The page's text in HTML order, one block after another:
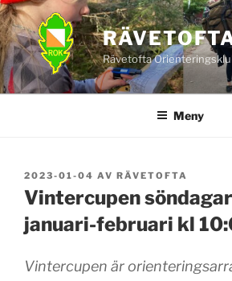
Hoppa
till
innehåll
Rävetofta
Meny
PUBLICERAT
2023-01-04 AV RÄVETOFTA
Vintercupen
januari-februari kl
Vintercupen är